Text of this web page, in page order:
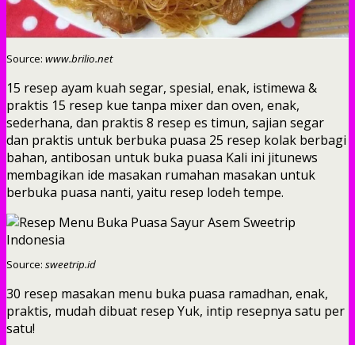
Source: www.brilio.net
15 resep ayam kuah segar, spesial, enak, istimewa &
praktis 15 resep kue tanpa mixer dan oven, enak,
sederhana, dan praktis 8 resep es timun, sajian segar
dan praktis untuk berbuka puasa 25 resep kolak berbagi
bahan, antibosan untuk buka puasa Kali ini jitunews
membagikan ide masakan rumahan masakan untuk
berbuka puasa nanti, yaitu resep lodeh tempe.
Source: sweetrip.id
30 resep masakan menu buka puasa ramadhan, enak,
praktis, mudah dibuat resep Yuk, intip resepnya satu per
satu!